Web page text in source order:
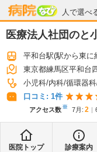
人で選べ
病院なび
医療法人社団のと
平和台駅(駅から東に
東京都練馬区平和台
小児科 内科 循環器科
口コミ: 1件
アクセス数※ 7月 : 2
医院トップ 診療案内